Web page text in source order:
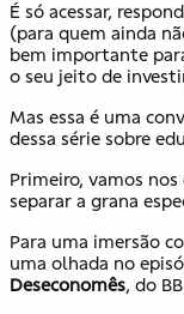
É só acessar,
(para quem ainda
bem importante
o seu jeito de
Mas essa é uma
dessa série sobre
Primeiro, vamos
separar a grana
Para uma imersão
uma olhada no
Deseconomês, do